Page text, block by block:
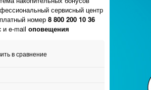
сервисный центр
номер 8 800 200 10 36
и e-mail оповещения
в сравнение